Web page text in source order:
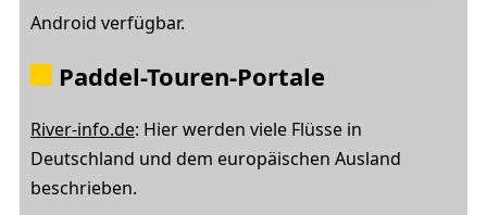
Android verfügbar.
Paddel-Touren-Portale
River-info.de: Hier werden viele Flüsse in
Deutschland und dem europäischen Ausland
beschrieben.